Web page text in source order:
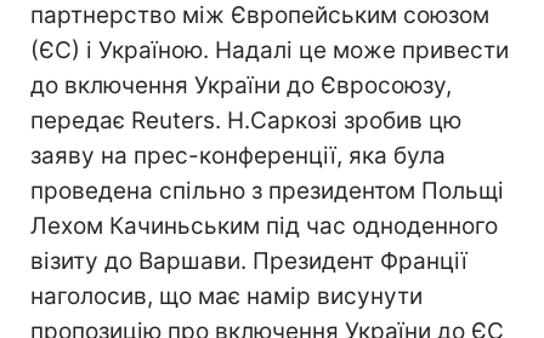
партнерство між Європейським союзом
(ЄС) і Україною. Надалі це може привести
до включення України до Євросоюзу,
передає Reuters. Н.Саркозі зробив цю
заяву на прес-конференції, яка була
проведена спільно з президентом Польщі
Лехом Качиньським під час одноденного
візиту до Варшави. Президент Франції
наголосив, що має намір висунути
пропозицію про включення України до ЄС